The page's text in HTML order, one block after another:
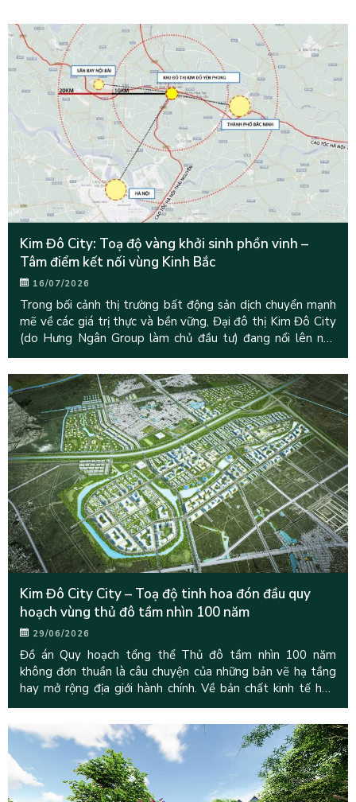
Kim Đô City: Toạ độ vàng khởi sinh phồn vinh –
Tâm điểm kết nối vùng Kinh Bắc
16/07/2026
Trong bối cảnh thị trường bất động sản dịch chuyển mạnh
mẽ về các giá trị thực và bền vững, Đại đô thị Kim Đô City
(do Hưng Ngân Group làm chủ đầu tư) đang nổi lên như
một biểu
Kim Đô City City – Toạ độ tinh hoa đón đầu quy
hoạch vùng thủ đô tầm nhìn 100 năm
29/06/2026
Đồ án Quy hoạch tổng thể Thủ đô tầm nhìn 100 năm
không đơn thuần là câu chuyện của những bản vẽ hạ tầng
hay mở rộng địa giới hành chính. Về bản chất kinh tế học,
đây là một